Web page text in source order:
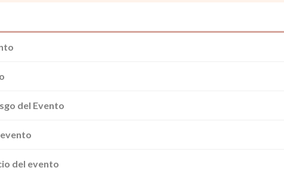
del Evento
del evento